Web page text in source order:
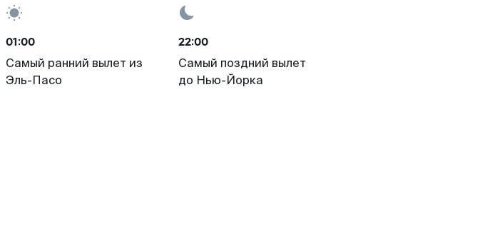
01:00
Самый ранний вылет из
Эль-Пасо
22:00
Самый поздний вылет
до Нью-Йорка